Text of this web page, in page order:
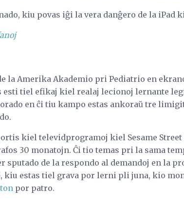
kiu povas iĝi la vera danĝero de la iPad
la Amerika Akademio pri Pediatrio en
esti tiel efikaj kiel realaj lecionoj lernante
en ĉi tiu kampo estas ankoraŭ tre
kiel televidprogramoj kiel Sesame
30 monatojn. Ĉi tio temas pri la sama
de la respondo al demandoj en la
kiu estas tiel grava por lerni pli juna, kio
por patro.